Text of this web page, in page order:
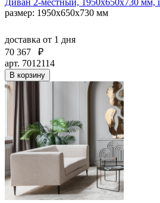
Диван 2-местный, 1950х650х730 мм,
размер: 1950х650х730 мм
доставка от 1 дня
70 367
₽
арт. 7012114
В корзину